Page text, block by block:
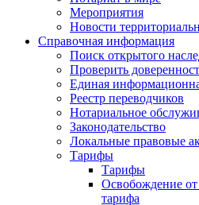
Мероприятия
Новости
Справочная информация
Поиск открытого
Проверить
Единая
Реестр переводчиков
Нотариальное
Законодательство
Локальные правовые
Тарифы
Тарифы
Освобождение
тарифа